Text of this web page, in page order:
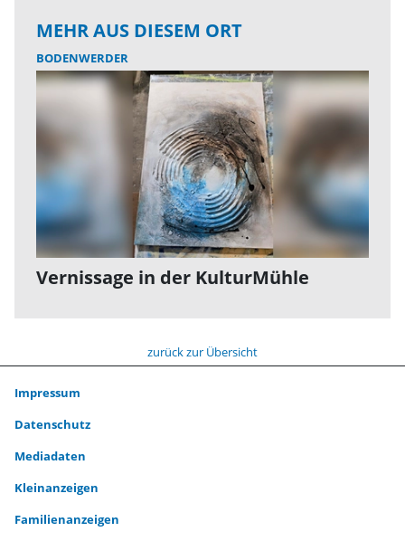
MEHR AUS DIESEM ORT
BODENWERDER
Vernissage in der KulturMühle
zurück zur Übersicht
Impressum
Datenschutz
Mediadaten
Kleinanzeigen
Familienanzeigen